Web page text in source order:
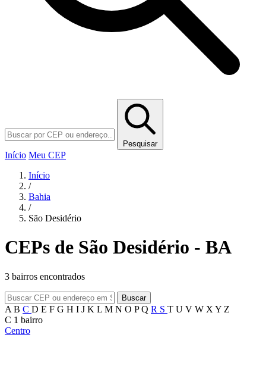
Pesquisar
Início Meu CEP
Início
/
Bahia
/
São Desidério
CEPs de São Desidério - BA
3 bairros encontrados
Buscar
A B C D E F G H I J K L M N O PQ R S T U V W X Y Z
C 1 bairro
Centro